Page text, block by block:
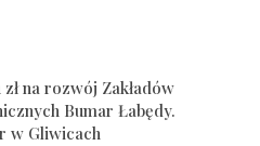
zł na rozwój Zakładów
Bumar Łabędy.
w Gliwicach